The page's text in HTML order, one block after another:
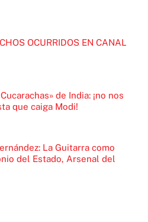
OCURRIDOS EN CANAL
de India: ¡no nos
que caiga Modi!
La Guitarra como
del Estado, Arsenal del